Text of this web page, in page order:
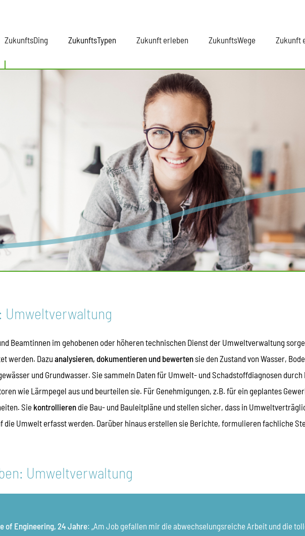
ZukunftsDing ZukunftsTypen Zukunft erleben ZukunftsWege Zukunft
Umweltverwaltung
Beamtinnen im gehobenen oder höheren technischen Dienst der Umweltverwaltung
werden. Dazu analysieren, dokumentieren und bewertensie den Zustand von Wasser,
und Grundwasser. Sie sammeln Daten für Umwelt- und Schadstoffdiagnosen
wie Lärmpegel aus und beurteilen sie. Für Genehmigungen, z.B. für ein geplantes
Siekontrollieren die Bau- und Bauleitpläne und stellen sicher, dass in
die Umwelt erfasst werden. Darüber hinaus erstellen sie Berichte, formulieren fachliche
Umweltverwaltung
of Engineering, 24 Jahre: „Am Job gefallen mir die abwechselungsreiche Arbeit und die